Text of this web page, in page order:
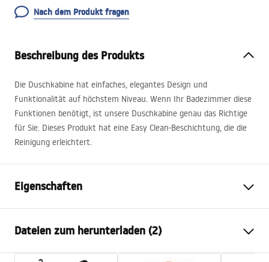
Nach dem Produkt fragen
Beschreibung des Produkts
Die Duschkabine hat einfaches, elegantes Design und
Funktionalität auf höchstem Niveau. Wenn Ihr Badezimmer diese
Funktionen benötigt, ist unsere Duschkabine genau das Richtige
für Sie. Dieses Produkt hat eine Easy Clean-Beschichtung, die die
Reinigung erleichtert.
Eigenschaften
Farbe der Armatur
gebürstetes Gold
Duschkabine Typ
Ecke
Dateien zum herunterladen (2)